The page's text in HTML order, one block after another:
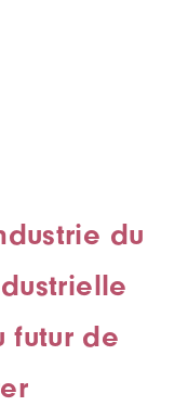
du
futur de